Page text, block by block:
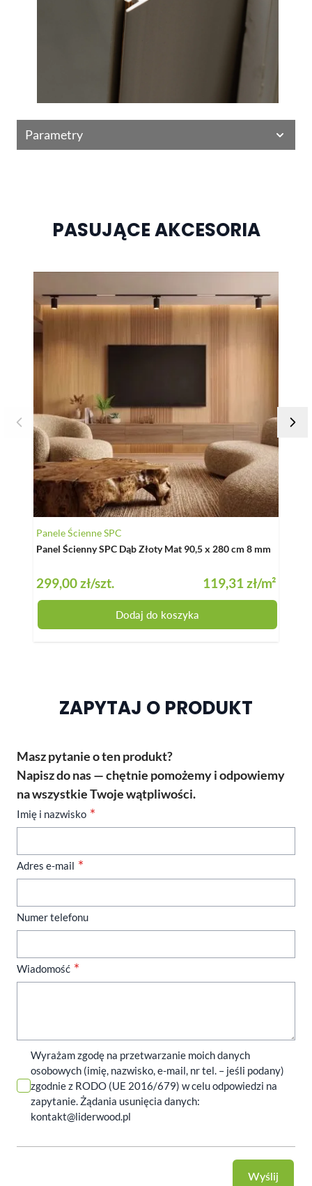
Parametry
PASUJĄCE AKCESORIA
Naciśnij, aby pominąć karuzelę
Panele Ścienne SPC
Panel Ścienny SPC Dąb Złoty Mat 90,5 x 280 cm 8 mm
299,00 zł/szt. 119,31 zł/m²
Dodaj do koszyka
ZAPYTAJ O PRODUKT
Masz pytanie o ten produkt?
Napisz do nas — chętnie pomożemy i odpowiemy
na wszystkie Twoje wątpliwości.
Imię i nazwisko
Adres e-mail
Numer telefonu
Wiadomość
Wyrażam zgodę na przetwarzanie moich danych
osobowych (imię, nazwisko, e-mail, nr tel. – jeśli podany)
zgodnie z RODO (UE 2016/679) w celu odpowiedzi na
zapytanie. Żądania usunięcia danych:
kontakt@liderwood.pl
Wyślij